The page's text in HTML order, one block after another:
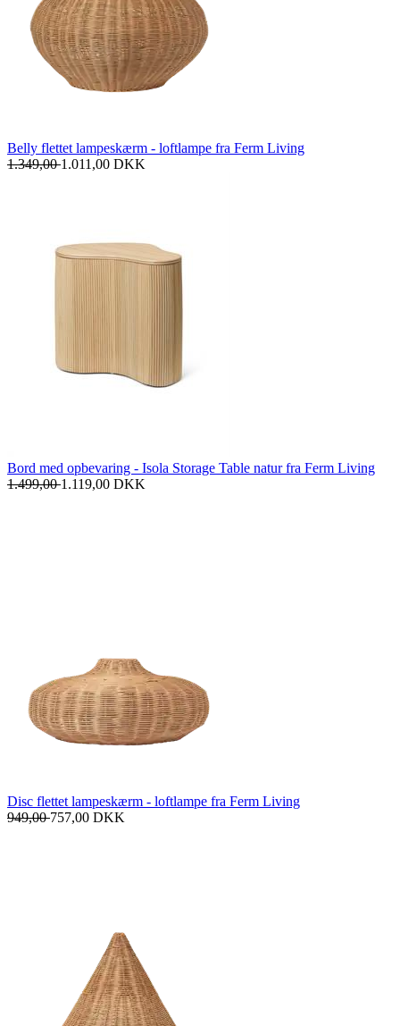
Belly flettet lampeskærm - loftlampe fra Ferm Living
1.349,001.011,00 DKK
Bord med opbevaring - Isola Storage Table natur fra Ferm Living
1.499,001.119,00 DKK
Disc flettet lampeskærm - loftlampe fra Ferm Living
949,00757,00 DKK